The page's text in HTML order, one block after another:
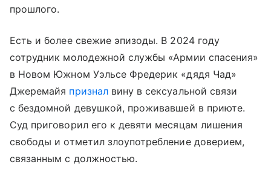
прошлого.
Есть и более свежие эпизоды. В 2024 году
сотрудник молодежной службы «Армии спасения»
в Новом Южном Уэльсе Фредерик «дядя Чад»
Джеремайя призналвину в сексуальной связи
с бездомной девушкой, проживавшей в приюте.
Суд приговорил его к девяти месяцам лишения
свободы и отметил злоупотребление доверием,
связанным с должностью.